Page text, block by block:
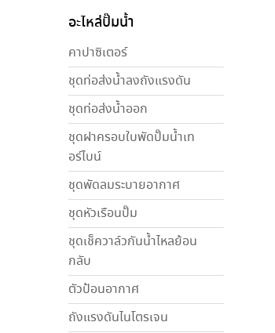
อะไหล่ปั๊มน้ำ
คาปาซิเตอร์
ชุดท่อส่งน้ำลงถังแรงดัน
ชุดท่อส่งน้ำออก
ชุดฝาครอบใบพัดปั๊มน้ำเท
อร์ไบน์
ชุดพัดลมระบายอากาศ
ชุดหัวเรือนปั๊ม
ชุดเช็ควาล์วกันน้ำไหลย้อน
กลับ
ตัวป้อนอากาศ
ถังแรงดันไนโตรเจน